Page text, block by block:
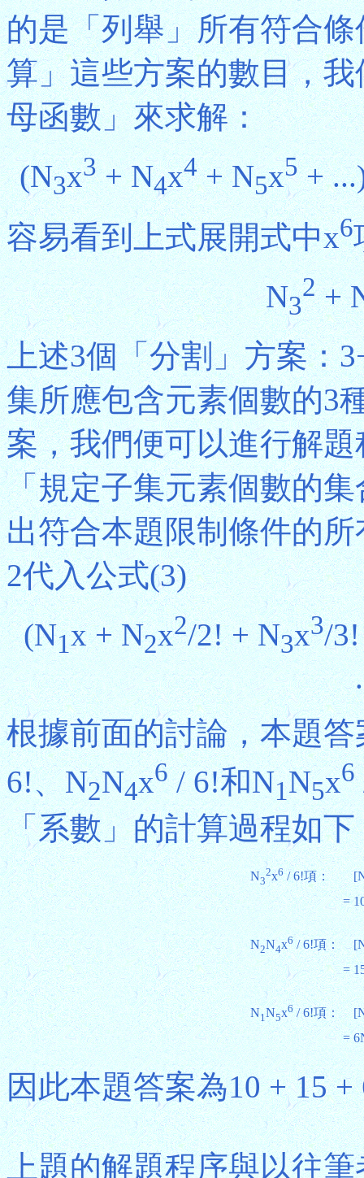
的是「列舉」所有符合
算」這些方案的數目，
母函數」來求解：
(N3x3+ N4x4+ N5x5+
容易看到上式展開式中x6
N3
2+
上述3個「分割」方案：
集所應包含元素個數的3
案，我們便可以進行解
「規定子集元素個數的
出符合本題限制條件的
2代入公式(3)
(N1x + N2x2/2! + N3x3/
根據前面的討論，本題
6!、N2N4x6/ 6!和N1N5x6
「系數」的計算過程如下
N3
2x6/ 6!項：
=
N2N4x6/ 6!項：
=
N1N5x6/ 6!項：
=
因此本題答案為10 + 15 +
上題的解題程序與以往